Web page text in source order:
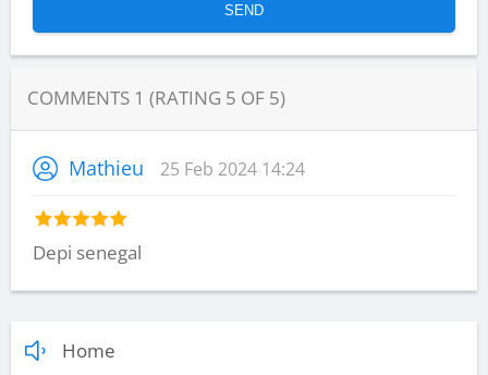
COMMENTS 1 (RATING 5 OF 5)
Mathieu 25 Feb 2024 14:24
Depi senegal
Home